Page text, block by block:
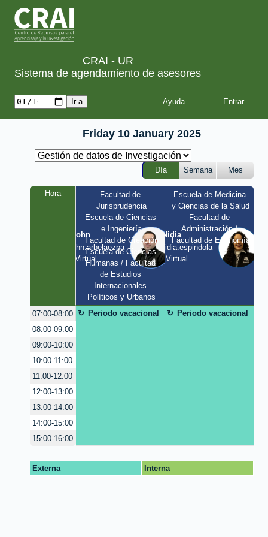
CRAI - UR
Sistema de agendamiento de asesores
Ayuda
Friday 10 January 2025
Día Semana Mes
Hora
John
john.arbelaezpa
/ Virtual
Facultad de
Jurisprudencia
Escuela de Ciencias
e Ingeniería
Facultad de Creación
Escuela de Ciencias
Humanas / Facultad
de Estudios
Internacionales
Políticos y Urbanos
Nidia
nidia.espindola
/ Virtual
Escuela de Medicina
y Ciencias de la Salud
Facultad de
Administración /
Facultad de Economía
07:00-08:00 Periodo vacacional
Periodo vacacional
08:00-09:00
09:00-10:00
10:00-11:00
11:00-12:00
12:00-13:00
13:00-14:00
14:00-15:00
15:00-16:00
Externa Interna